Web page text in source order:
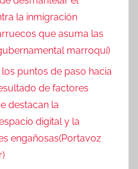
la inmigración
que asuma las
marroquí)
puntos de paso hacia
de factores
destacan la
digital y la
engañosas(Portavoz